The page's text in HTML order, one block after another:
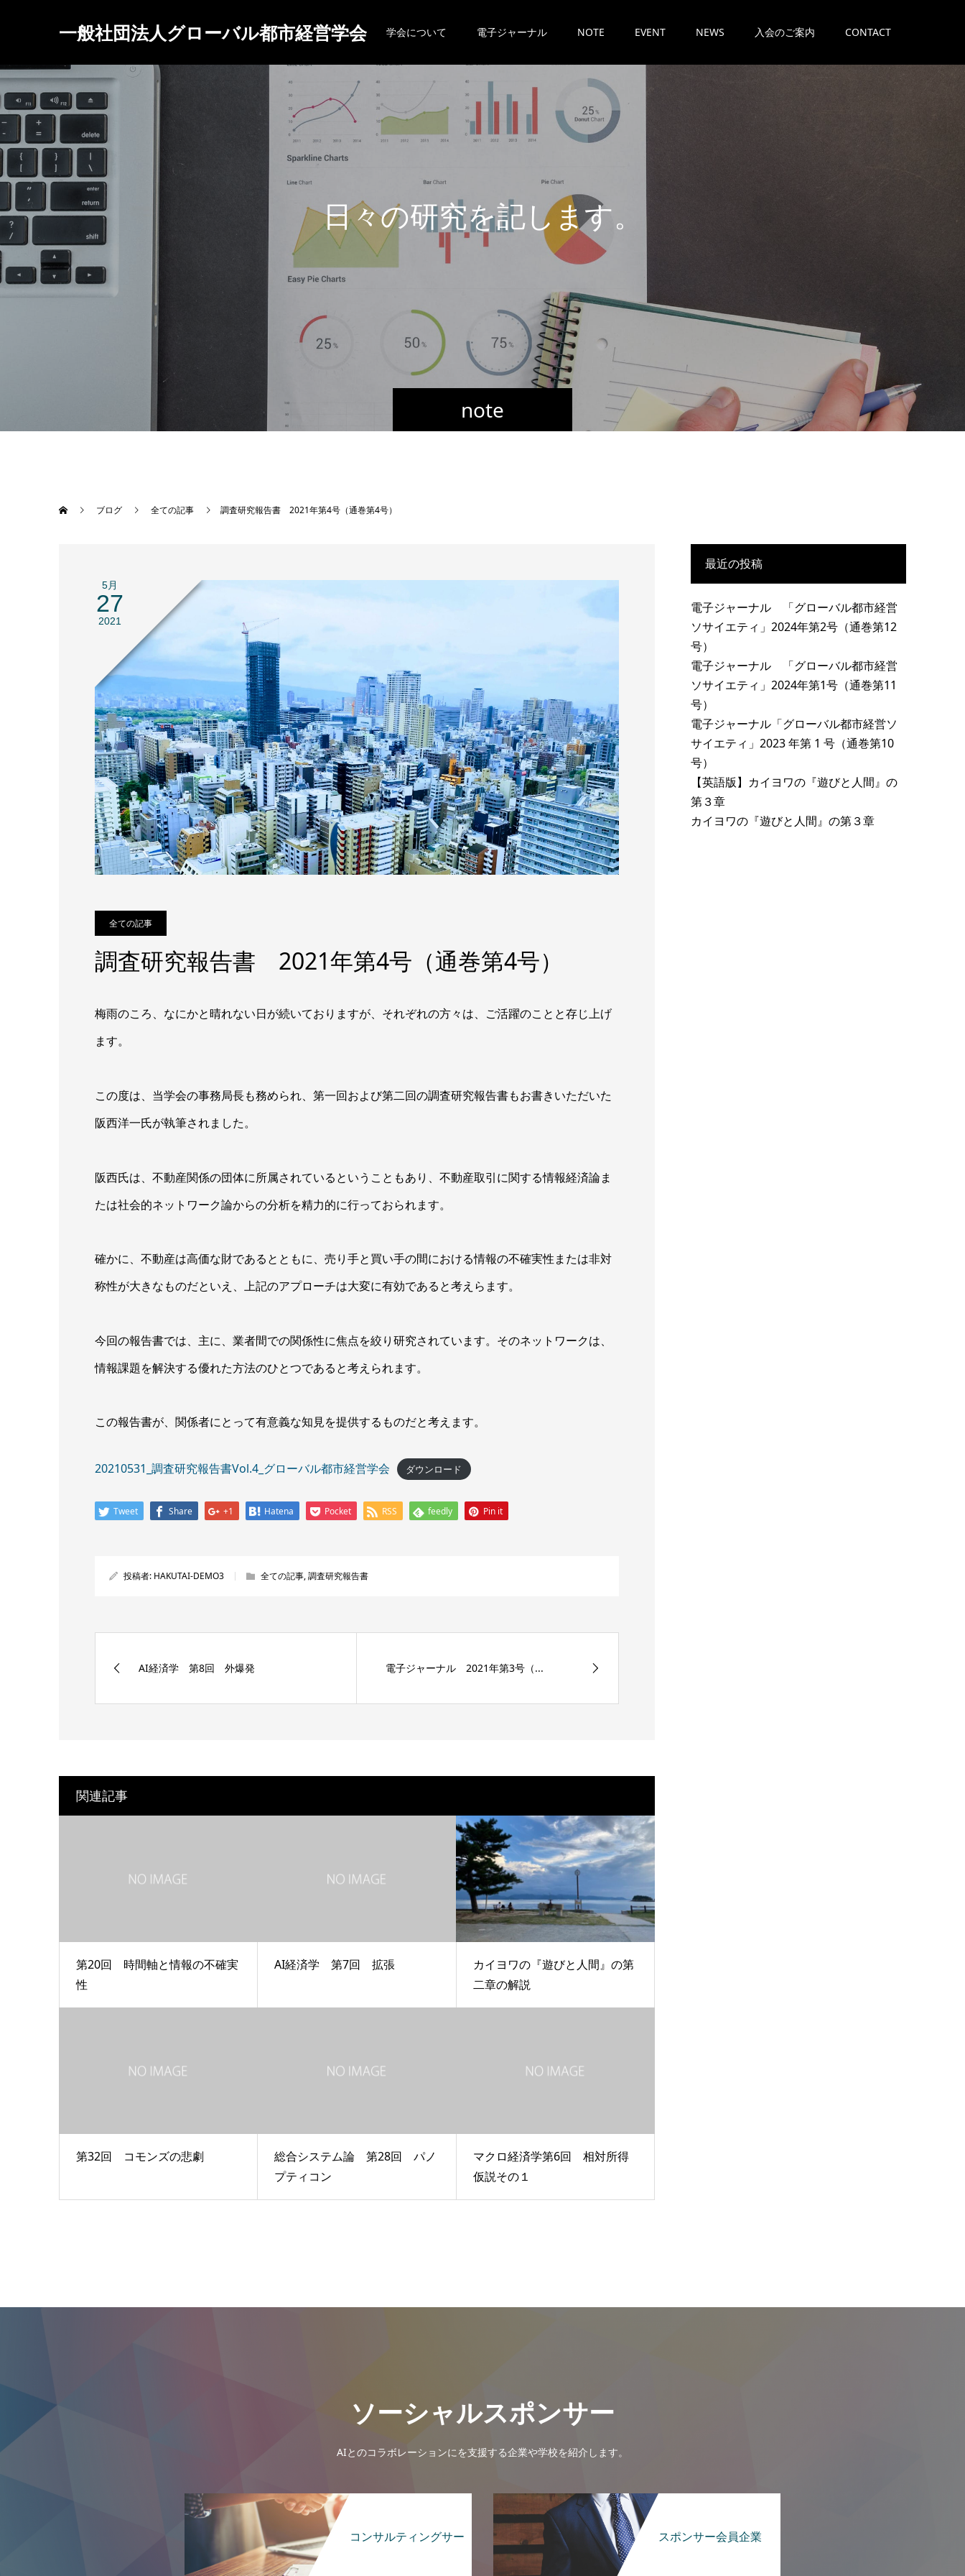
一般社団法人グローバル都市経営学会 学会について 電子ジャーナル NOTE EVENT NEWS 入会のご案内 CONTACT
note
日々の研究を記します。
ブログ 全ての記事 調査研究報告書 2021年第4号（通巻第4号）
5月
27
2021
全ての記事
調査研究報告書 2021年第4号（通巻第4号）
梅雨のころ、なにかと晴れない日が続いておりますが、それぞれの方々は、ご活躍のことと存じ上げ
ます。
この度は、当学会の事務局長も務められ、第一回および第二回の調査研究報告書もお書きいただいた
阪西洋一氏が執筆されました。
阪西氏は、不動産関係の団体に所属されているということもあり、不動産取引に関する情報経済論ま
たは社会的ネットワーク論からの分析を精力的に行っておられます。
確かに、不動産は高価な財であるとともに、売り手と買い手の間における情報の不確実性または非対
称性が大きなものだといえ、上記のアプローチは大変に有効であると考えらます。
今回の報告書では、主に、業者間での関係性に焦点を絞り研究されています。そのネットワークは、
情報課題を解決する優れた方法のひとつであると考えられます。
この報告書が、関係者にとって有意義な知見を提供するものだと考えます。
20210531_調査研究報告書Vol.4_グローバル都市経営学会 ダウンロード
Tweet Share +1 Hatena Pocket RSS feedly Pin it
投稿者: HAKUTAI-DEMO3 全ての記事,調査研究報告書
AI経済学 第8回 外爆発 電子ジャーナル 2021年第3号（...
関連記事
第20回 時間軸と情報の不確実
性
AI経済学 第7回 拡張
カイヨワの『遊びと人間』の第
二章の解説
第32回 コモンズの悲劇
総合システム論 第28回 パノ
プティコン
マクロ経済学第6回 相対所得
仮説その１
最近の投稿
電子ジャーナル 「グローバル都市経営
ソサイエティ」2024年第2号（通巻第12
号）
電子ジャーナル 「グローバル都市経営
ソサイエティ」2024年第1号（通巻第11
号）
電子ジャーナル「グローバル都市経営ソ
サイエティ」2023 年第 1 号（通巻第10
号）
【英語版】カイヨワの『遊びと人間』の
第３章
カイヨワの『遊びと人間』の第３章
ソーシャルスポンサー
AIとのコラボレーションにを支援する企業や学校を紹介します。
コンサルティングサー スポンサー会員企業